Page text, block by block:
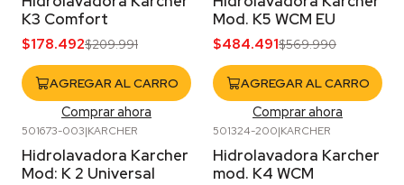
K3 Comfort
$178.492$209.991
AGREGAR AL CARRO
Comprar ahora
Mod. K5 WCM EU
$484.491$569.990
AGREGAR AL CARRO
Comprar ahora
Agotado
501673-003|KARCHER
Hidrolavadora Karcher
Mod: K 2 Universal
501324-200|KARCHER
Hidrolavadora Karcher
mod. K4 WCM